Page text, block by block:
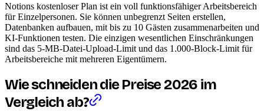
Notions kostenloser Plan ist ein voll funktionsfähiger Arbeitsbereich
für Einzelpersonen. Sie können unbegrenzt Seiten erstellen,
Datenbanken aufbauen, mit bis zu 10 Gästen zusammenarbeiten und
KI-Funktionen testen. Die einzigen wesentlichen Einschränkungen
sind das 5-MB-Datei-Upload-Limit und das 1.000-Block-Limit für
Arbeitsbereiche mit mehreren Eigentümern.
Wie schneiden die Preise 2026 im
Vergleich ab?